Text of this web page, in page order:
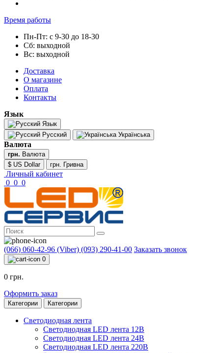
Время работы
Пн-Пт: с 9-30 до 18-30
Сб: выходной
Вс: выходной
Доставка
О магазине
Оплата
Контакты
Язык
Язык
Русский
Українська
Валюта
грн. Валюта
$ US Dollar
грн. Гривна
Личный кабинет
0 0 0
(066) 060-42-96 (Viber) (093) 290-41-00 Заказать звонок
0
0 грн.
Оформить заказ
Категории Категории
Светодиодная лента
Светодиодная LED лента 12В
Светодиодная LED лента 24В
Светодиодная LED лента 220В